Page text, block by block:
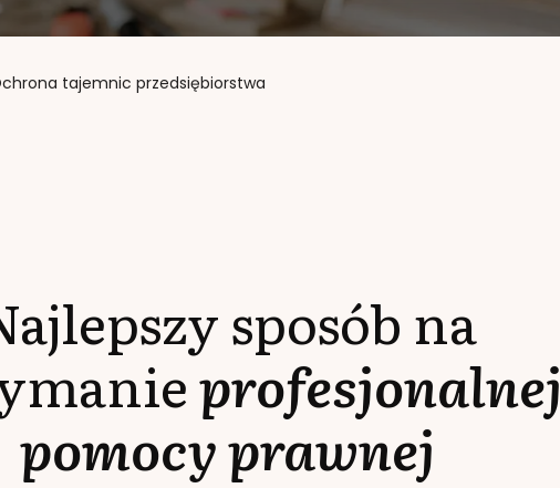
tajemnic przedsiębiorstwa
sposób na
profesjonalnej
pomocy prawnej